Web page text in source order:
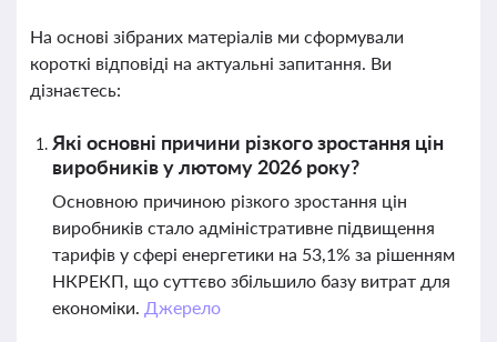
На основі зібраних матеріалів ми сформували
короткі відповіді на актуальні запитання. Ви
дізнаєтесь:
Які основні причини різкого зростання цін
виробників у лютому 2026 року?
Основною причиною різкого зростання цін
виробників стало адміністративне підвищення
тарифів у сфері енергетики на 53,1% за рішенням
НКРЕКП, що суттєво збільшило базу витрат для
економіки. Джерело